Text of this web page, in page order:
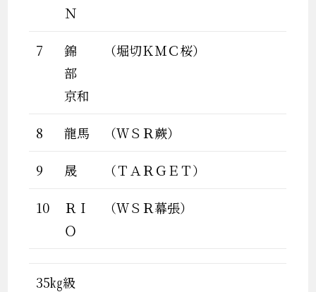
Ｎ
7
錦
部
京和
（堀切ＫＭＣ桜）
8 龍馬 （ＷＳＲ蕨）
9 晟 （ＴＡＲＧＥＴ）
10
ＲＩ
Ｏ
（ＷＳＲ幕張）
35㎏級